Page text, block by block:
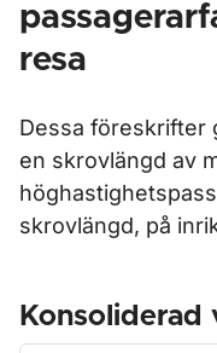
resa
Dessa föreskrifter
en skrovlängd av
skrovlängd, på
Konsoliderad